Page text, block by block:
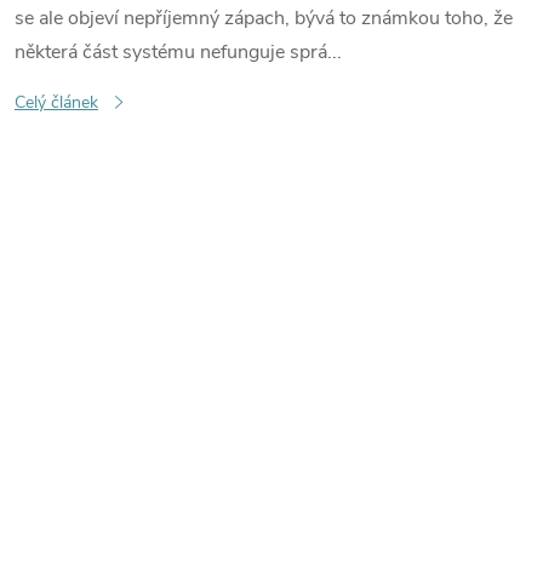
se ale objeví nepříjemný zápach, bývá to známkou toho, že
některá část systému nefunguje sprá...
Celý článek